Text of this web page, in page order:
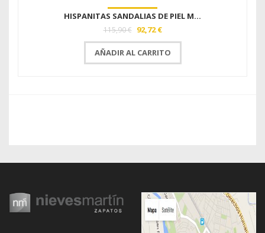
HISPANITAS SANDALIAS DE PIEL M...
115,90 € 92,72 €
AÑADIR AL CARRITO